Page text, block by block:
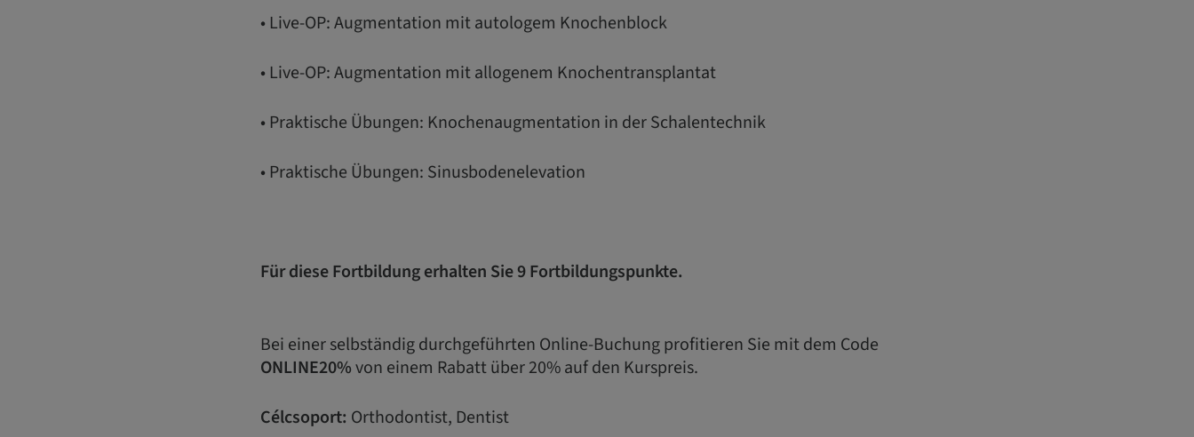
• Live-OP: Augmentation mit autologem Knochenblock
• Live-OP: Augmentation mit allogenem Knochentransplantat
• Praktische Übungen: Knochenaugmentation in der Schalentechnik
• Praktische Übungen: Sinusbodenelevation
Für diese Fortbildung erhalten Sie 9 Fortbildungspunkte.
Bei einer selbständig durchgeführten Online-Buchung profitieren Sie mit dem Code
ONLINE20%von einem Rabatt über 20% auf den Kurspreis.
Célcsoport: Orthodontist, Dentist